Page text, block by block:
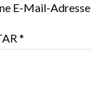
E-Mail-
*